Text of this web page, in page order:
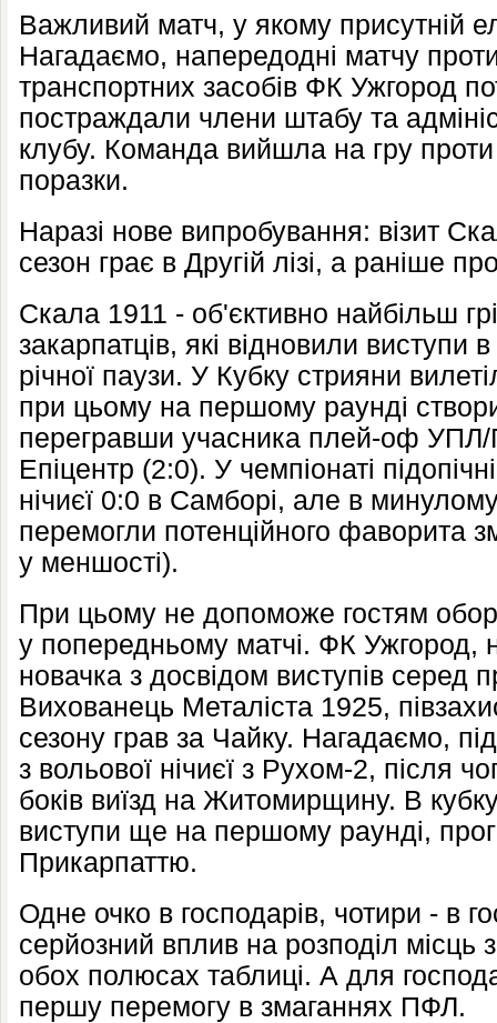
Важливий матч, у якому присутній
Нагадаємо, напередодні матчу
транспортних засобів ФК Ужгород
постраждали члени штабу та
клубу. Команда вийшла на гру
поразки.
Наразі нове випробування: візит
сезон грає в Другій лізі, а раніше
Скала 1911 - об'єктивно найбільш
закарпатців, які відновили
річної паузи. У Кубку стрияни
при цьому на першому раунді
перегравши учасника плей-оф
Епіцентр (2:0). У чемпіонаті
нічиєї 0:0 в Самборі, але в
перемогли потенційного фаворита
у меншості).
При цьому не допоможе гостям
у попередньому матчі. ФК Ужгород,
новачка з досвідом виступів серед
Вихованець Металіста 1925,
сезону грав за Чайку. Нагадаємо,
з вольової нічиєї з Рухом-2, після
боків виїзд на Житомирщину. В
виступи ще на першому раунді,
Прикарпаттю.
Одне очко в господарів, чотири - в
серйозний вплив на розподіл місць
обох полюсах таблиці. А для
першу перемогу в змаганнях ПФЛ.